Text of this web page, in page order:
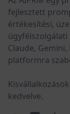
fejlesztett
értékesítési,
ügyfélszolgálati
Claude,
platformra
kedvelve.